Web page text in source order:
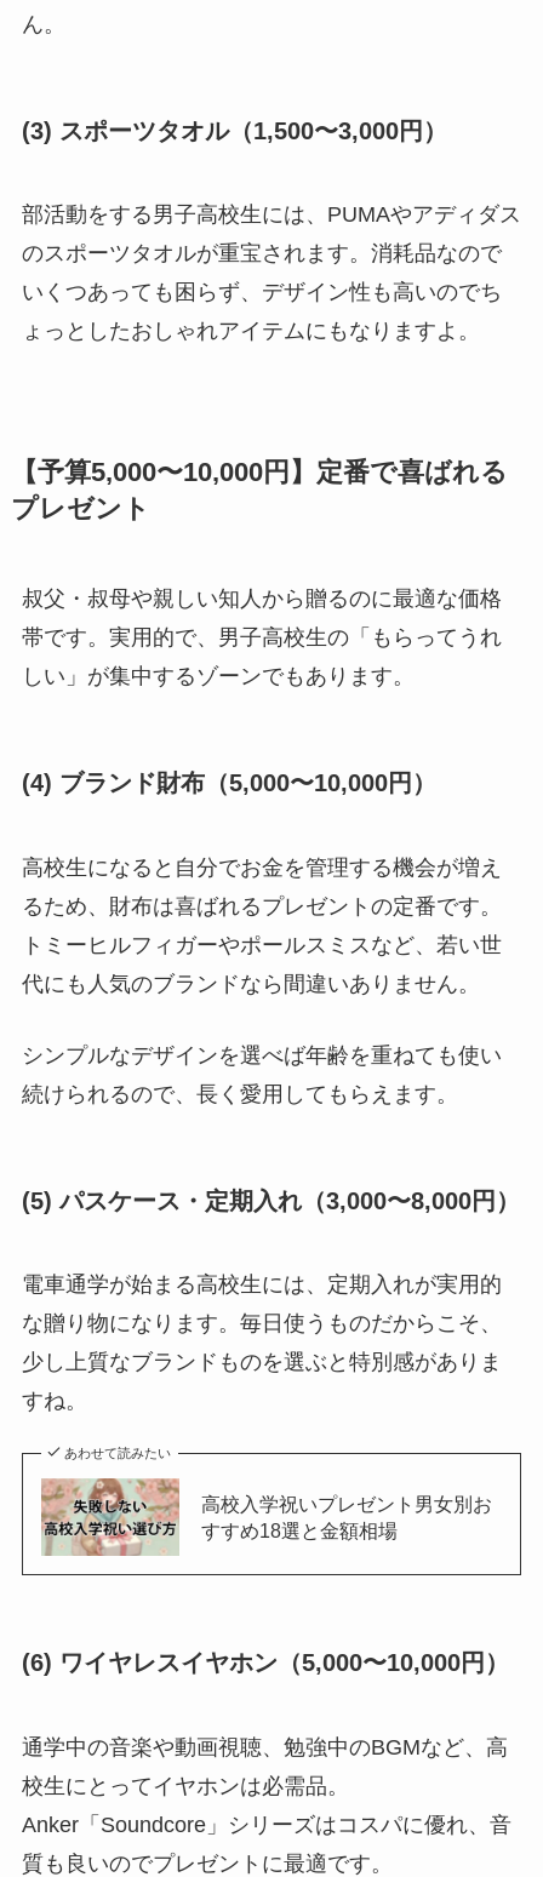
ん。
(3) スポーツタオル（1,500〜3,000円）
部活動をする男子高校生には、PUMAやアディダス
のスポーツタオルが重宝されます。消耗品なので
いくつあっても困らず、デザイン性も高いのでち
ょっとしたおしゃれアイテムにもなりますよ。
【予算5,000〜10,000円】定番で喜ばれる
プレゼント
叔父・叔母や親しい知人から贈るのに最適な価格
帯です。実用的で、男子高校生の「もらってうれ
しい」が集中するゾーンでもあります。
(4) ブランド財布（5,000〜10,000円）
高校生になると自分でお金を管理する機会が増え
るため、財布は喜ばれるプレゼントの定番です。
トミーヒルフィガーやポールスミスなど、若い世
代にも人気のブランドなら間違いありません。
シンプルなデザインを選べば年齢を重ねても使い
続けられるので、長く愛用してもらえます。
(5) パスケース・定期入れ（3,000〜8,000円）
電車通学が始まる高校生には、定期入れが実用的
な贈り物になります。毎日使うものだからこそ、
少し上質なブランドものを選ぶと特別感がありま
すね。
あわせて読みたい
高校入学祝いプレゼント男女別お
すすめ18選と金額相場
(6) ワイヤレスイヤホン（5,000〜10,000円）
通学中の音楽や動画視聴、勉強中のBGMなど、高
校生にとってイヤホンは必需品。
Anker「Soundcore」シリーズはコスパに優れ、音
質も良いのでプレゼントに最適です。